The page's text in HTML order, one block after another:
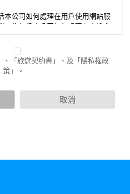
本公司如何處理在用戶使用網站服
也包括本公司如何處理在商業合
何身份識別資料。隱私權保護政策
或網站群，與非本站所僱用或管理
下網站上的廣告廠商連結，這些置
個人的資料。對於您主動提供的個
結網站有其個別的隱私權保護政
或討論區中任意公開個人資料的行
亦不適用於本公司隱私權保護政
「旅遊契約書」、及「隱私權政
策」。
取消